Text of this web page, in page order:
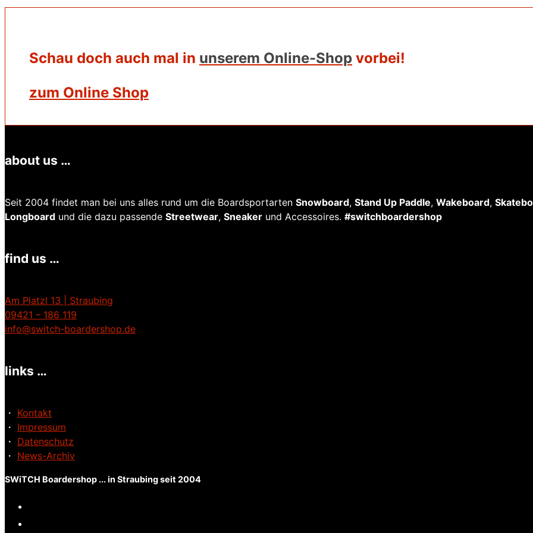
Schau doch auch mal in unserem Online-Shop vorbei!
zum Online Shop
about us …
Seit 2004 findet man bei uns alles rund um die Boardsportarten Snowboard, Stand Up Paddle, Wakeboard,
Longboard und die dazu passende Streetwear, Sneaker und Accessoires. #switchboardershop
find us …
Am Platzl 13 | Straubing
09421 – 186 119
info@switch-boardershop.de
links …
・ Kontakt
・ Impressum
・ Datenschutz
・ News-Archiv
SWiTCH Boardershop ... in Straubing seit 2004